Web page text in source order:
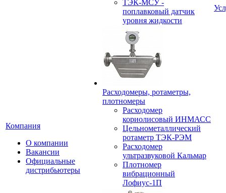
Компания
О компании
Вакансии
Официальные
дистрибьютеры
ТЭК-МСУ -
поплавковый датчик
уровня жидкости
Расходомеры, ротаметры,
плотномеры
Расходомер
кориолисовый ИНМАСС
Цельнометаллический
ротаметр ТЭК-РЭМ
Расходомер
ультразвуковой Кальмар
Плотномер
вибрационный
Лофиус-1П